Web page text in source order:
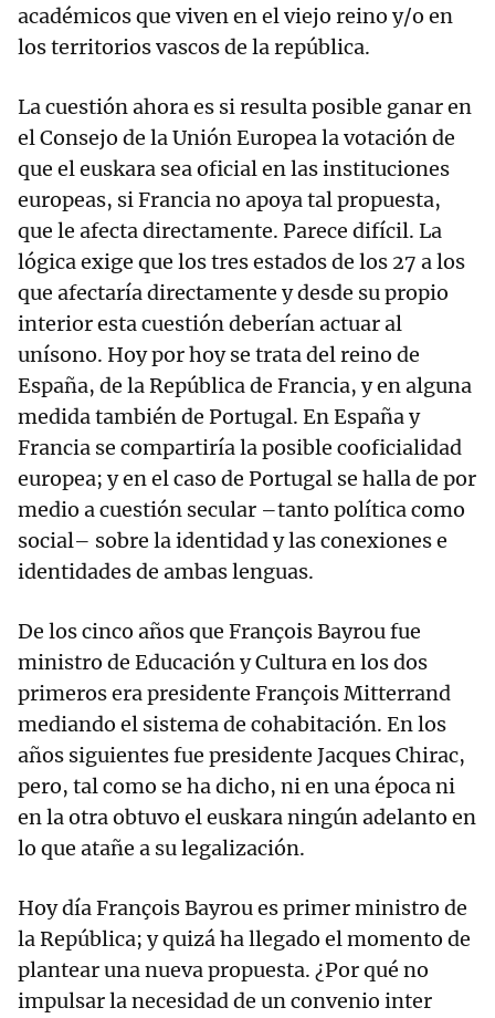
académicos que viven en el viejo reino y/o en
los territorios vascos de la república.
La cuestión ahora es si resulta posible ganar en
el Consejo de la Unión Europea la votación de
que el euskara sea oficial en las instituciones
europeas, si Francia no apoya tal propuesta,
que le afecta directamente. Parece difícil. La
lógica exige que los tres estados de los 27 a los
que afectaría directamente y desde su propio
interior esta cuestión deberían actuar al
unísono. Hoy por hoy se trata del reino de
España, de la República de Francia, y en alguna
medida también de Portugal. En España y
Francia se compartiría la posible cooficialidad
europea; y en el caso de Portugal se halla de por
medio a cuestión secular –tanto política como
social– sobre la identidad y las conexiones e
identidades de ambas lenguas.
De los cinco años que François Bayrou fue
ministro de Educación y Cultura en los dos
primeros era presidente François Mitterrand
mediando el sistema de cohabitación. En los
años siguientes fue presidente Jacques Chirac,
pero, tal como se ha dicho, ni en una época ni
en la otra obtuvo el euskara ningún adelanto en
lo que atañe a su legalización.
Hoy día François Bayrou es primer ministro de
la República; y quizá ha llegado el momento de
plantear una nueva propuesta. ¿Por qué no
impulsar la necesidad de un convenio inter